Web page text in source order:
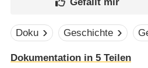
Doku Geschichte
Dokumentation in 5 Teilen